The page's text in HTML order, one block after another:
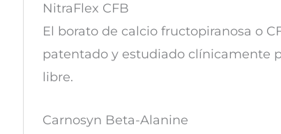
NitraFlex CFB
El borato de calcio fructopiranosa o
patentado y estudiado clínicamente
libre.
Carnosyn Beta-Alanine